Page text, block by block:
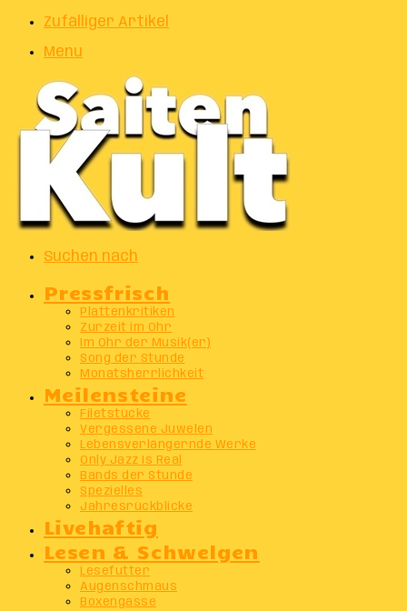
Zufälliger Artikel
Menu
Suchen nach
Pressfrisch
Plattenkritiken
Zurzeit im Ohr
Im Ohr der Musik(er)
Song der Stunde
Monatsherrlichkeit
Meilensteine
Filetstücke
Vergessene Juwelen
Lebensverlängernde Werke
Only Jazz Is Real
Bands der Stunde
Spezielles
Jahresrückblicke
Livehaftig
Lesen & Schwelgen
Lesefutter
Augenschmaus
Boxengasse